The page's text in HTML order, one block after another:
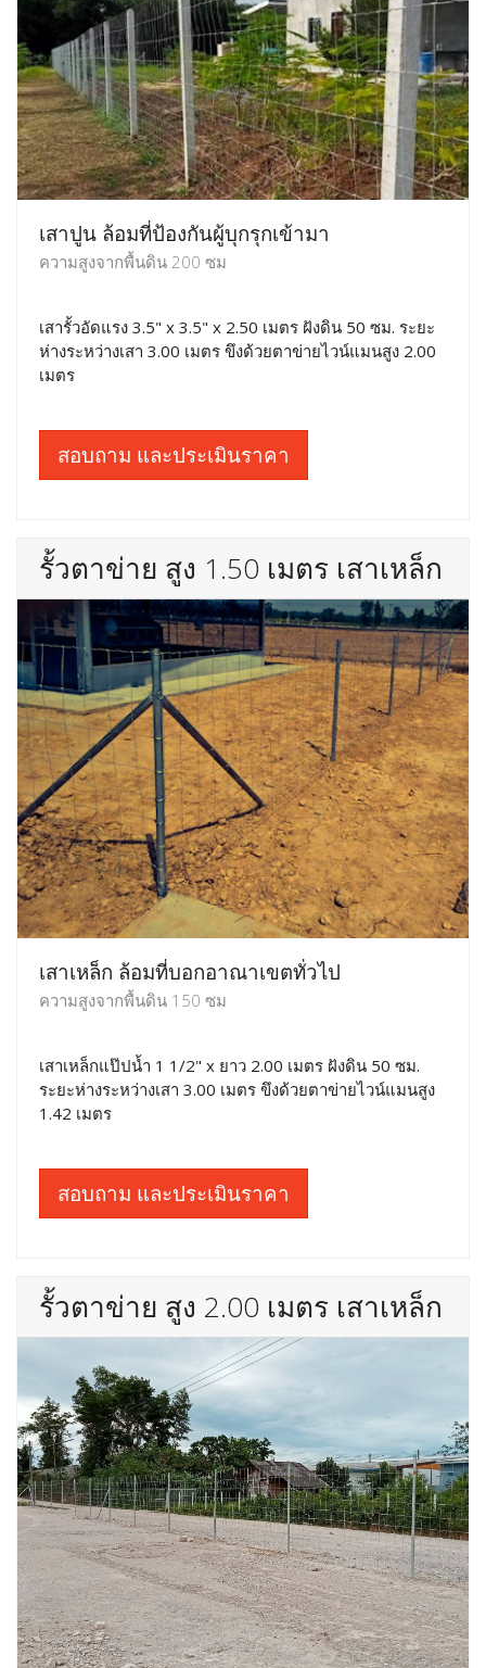
เสาปูน ล้อมที่ป้องกันผู้บุกรุกเข้ามา
ความสูงจากพื้นดิน 200 ซม
เสารั้วอัดแรง 3.5" x 3.5" x 2.50 เมตร ฝังดิน 50 ซม. ระยะ
ห่างระหว่างเสา 3.00 เมตร ขึงด้วยตาข่ายไวน์แมนสูง 2.00
เมตร
สอบถาม และประเมินราคา
รั้วตาข่าย สูง 1.50 เมตร เสาเหล็ก
เสาเหล็ก ล้อมที่บอกอาณาเขตทั่วไป
ความสูงจากพื้นดิน 150 ซม
เสาเหล็กแป๊ปน้ำ 1 1/2" x ยาว 2.00 เมตร ฝังดิน 50 ซม.
ระยะห่างระหว่างเสา 3.00 เมตร ขึงด้วยตาข่ายไวน์แมนสูง
1.42 เมตร
สอบถาม และประเมินราคา
รั้วตาข่าย สูง 2.00 เมตร เสาเหล็ก